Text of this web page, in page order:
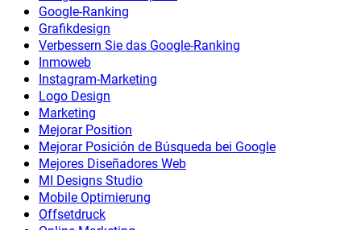
Google-Ranking
Grafikdesign
Verbessern Sie das Google-Ranking
Inmoweb
Instagram-Marketing
Logo Design
Marketing
Mejorar Position
Mejorar Posición de Búsqueda bei Google
Mejores Diseñadores Web
MI Designs Studio
Mobile Optimierung
Offsetdruck